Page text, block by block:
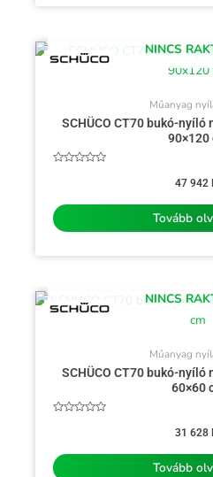
NINCS
Műanyag
SCHÜCO CT70 bukó-
90×120
47 942
Tovább
NINCS
Műanyag
SCHÜCO CT70 bukó-
60×60
31 628
Tovább